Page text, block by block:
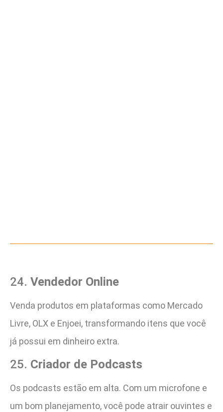
24. Vendedor Online
Venda produtos em plataformas como Mercado
Livre, OLX e Enjoei, transformando itens que você
já possui em dinheiro extra.
25. Criador de Podcasts
Os podcasts estão em alta. Com um microfone e
um bom planejamento, você pode atrair ouvintes e